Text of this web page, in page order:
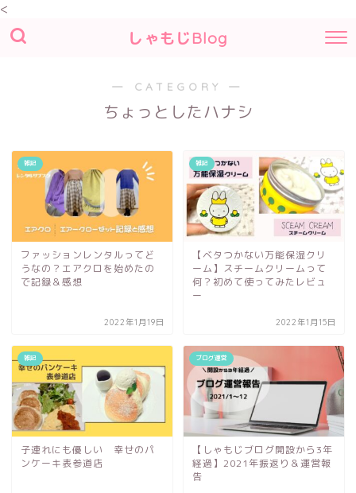
<
しゃもじBlog
― CATEGORY ―
ちょっとしたハナシ
雑記
ファッションレンタルってど
うなの？エアクロを始めたの
で記録＆感想
2022年1月19日
雑記
【ベタつかない万能保湿クリ
ーム】スチームクリームって
何？初めて使ってみたレビュ
ー
2022年1月15日
雑記
子連れにも優しい 幸せのパ
ンケーキ表参道店
ブログ運営
【しゃもじブログ開設から3年
経過】2021年振返り＆運営報
告